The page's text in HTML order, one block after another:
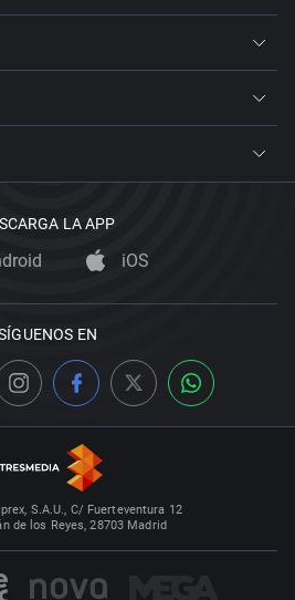
LA APP
iOS
EN
S.A.U., C/ Fuerteventura 12
de los Reyes, 28703 Madrid